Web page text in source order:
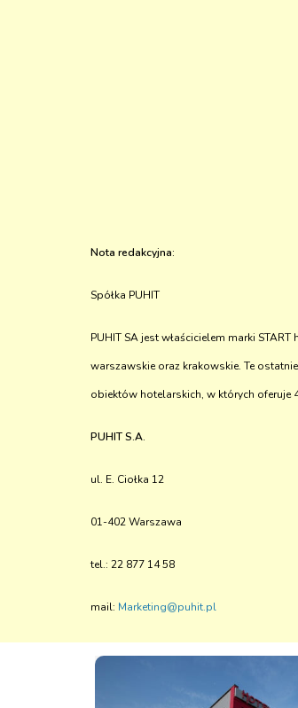
Nota redakcyjna:
Spółka PUHIT
PUHIT SA jest właścicielem marki
warszawskie oraz krakowskie. Te
obiektów hotelarskich, w których oferuje
PUHIT S.A.
ul. E. Ciołka 12
01-402 Warszawa
tel.: 22 877 14 58
mail: Marketing@puhit.pl